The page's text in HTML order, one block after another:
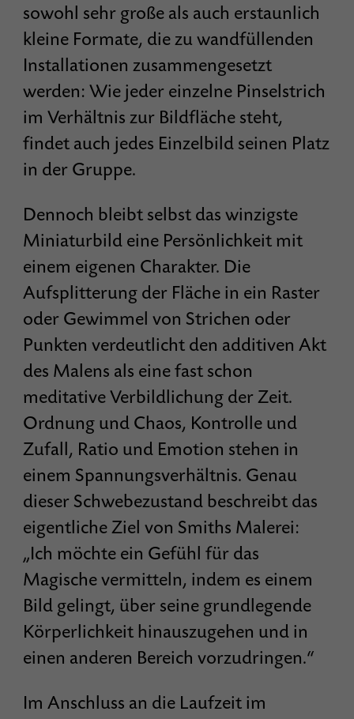
sowohl sehr große als auch erstaunlich
kleine Formate, die zu wandfüllenden
Installationen zusammengesetzt
werden: Wie jeder einzelne Pinselstrich
im Verhältnis zur Bildfläche steht,
findet auch jedes Einzelbild seinen Platz
in der Gruppe.
Dennoch bleibt selbst das winzigste
Miniaturbild eine Persönlichkeit mit
einem eigenen Charakter. Die
Aufsplitterung der Fläche in ein Raster
oder Gewimmel von Strichen oder
Punkten verdeutlicht den additiven Akt
des Malens als eine fast schon
meditative Verbildlichung der Zeit.
Ordnung und Chaos, Kontrolle und
Zufall, Ratio und Emotion stehen in
einem Spannungsverhältnis. Genau
dieser Schwebezustand beschreibt das
eigentliche Ziel von Smiths Malerei:
„Ich möchte ein Gefühl für das
Magische vermitteln, indem es einem
Bild gelingt, über seine grundlegende
Körperlichkeit hinauszugehen und in
einen anderen Bereich vorzudringen.“
Im Anschluss an die Laufzeit im